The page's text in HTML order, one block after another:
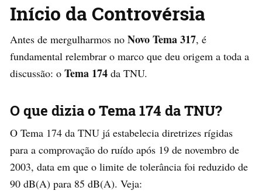
Início da Controvérsia
Antes de mergulharmos no Novo Tema 317, é
fundamental relembrar o marco que deu origem a toda a
discussão: o Tema 174 da TNU.
O que dizia o Tema 174 da TNU?
O Tema 174 da TNU já estabelecia diretrizes rígidas
para a comprovação do ruído após 19 de novembro de
2003, data em que o limite de tolerância foi reduzido de
90 dB(A) para 85 dB(A). Veja: